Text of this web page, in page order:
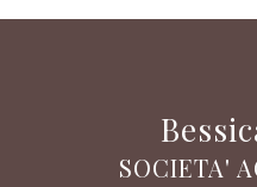
SOCIETA'